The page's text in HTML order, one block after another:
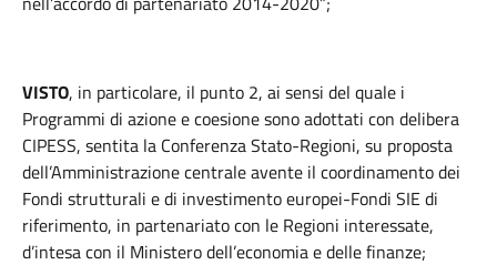
VISTO, in particolare, il punto 2, ai sensi del quale i
Programmi di azione e coesione sono adottati con delibera
CIPESS, sentita la Conferenza Stato-Regioni, su proposta
dell’Amministrazione centrale avente il coordinamento dei
Fondi strutturali e di investimento europei-Fondi SIE di
riferimento, in partenariato con le Regioni interessate,
d’intesa con il Ministero dell’economia e delle finanze;